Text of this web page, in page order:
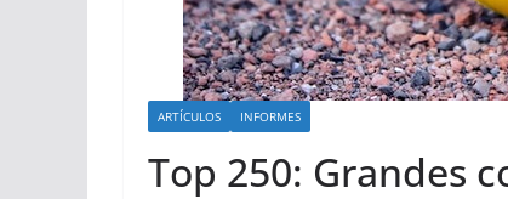
ARTÍCULOS INFORMES
Top 250: Grandes